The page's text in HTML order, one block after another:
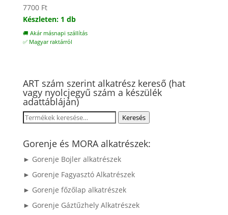
7700 Ft
Készleten: 1 db
🚚 Akár másnapi szállítás
✅ Magyar raktárról
ART szám szerint alkatrész kereső (hat
vagy nyolcjegyű szám a készülék
adattábláján)
Keresés
következőre:
Keresés
Gorenje és MORA alkatrészek:
► Gorenje Bojler alkatrészek
► Gorenje Fagyasztó Alkatrészek
► Gorenje főzőlap alkatrészek
► Gorenje Gáztűzhely Alkatrészek